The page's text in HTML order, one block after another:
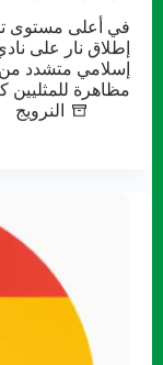
في أعلى مستوى
إطلاق نار على
إسلامي متشدد من
مظاهرة للمثليين
النرويج